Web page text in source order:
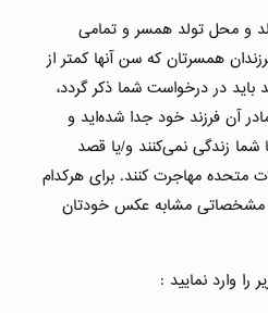
و محل تولد همسر و تمامی
همسرتان که سن آنها کمتر از
باید در درخواست شما ذکر گردد،
آن فرزند خود جدا شده‌اید و
شما زندگی نمی‌کنند و/یا قصد
متحده مهاجرت کنند. برای هرکدام
مشخصاتی مشابه عکس خودتان
را وارد نمایید :